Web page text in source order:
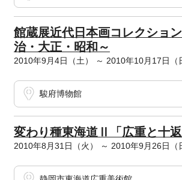
館蔵展近代日本画コレクショ
治・大正・昭和～
2010年9月4日（土） ～ 2010年10月17日（
駿府博物館
変わり種東海道Ⅱ「広重と十返
2010年8月31日（火） ～ 2010年9月26日（